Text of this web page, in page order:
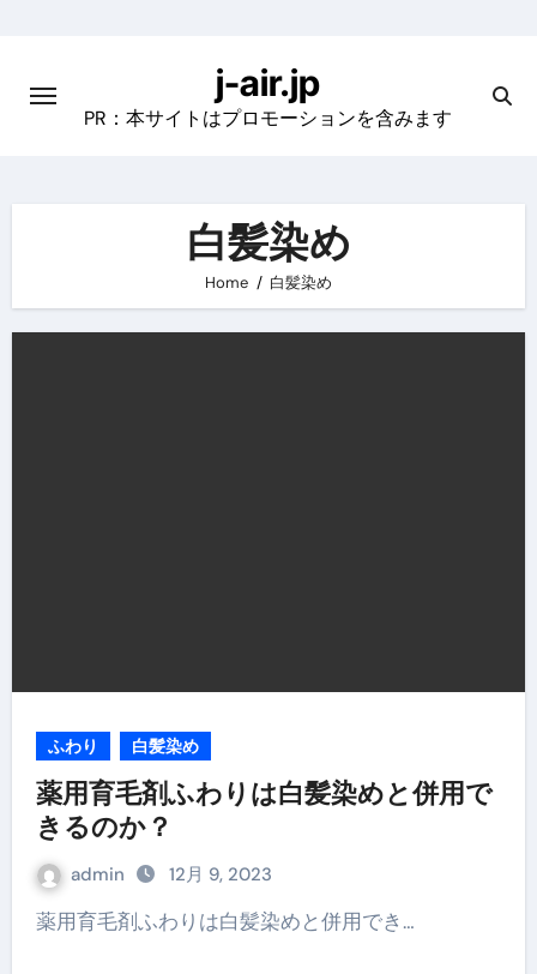
content
j-air.jp
PR：本サイトはプロモーションを含みます
白髪染め
Home 白髪染め
ふわり 白髪染め
薬用育毛剤ふわりは白髪染めと併用で
きるのか？
admin 12月 9, 2023
薬用育毛剤ふわりは白髪染めと併用でき…